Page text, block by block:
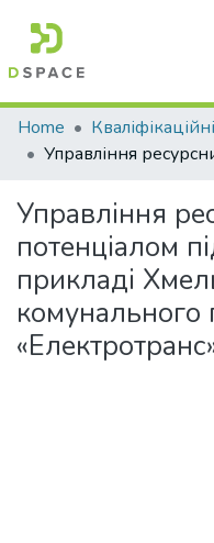
Communities & Collections
All of DSpace
Statistics
Home
Управління
потенціалом
прикладі
комунального